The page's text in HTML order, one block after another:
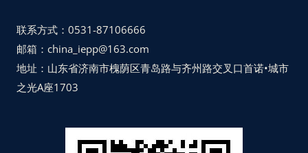
联系方式：0531-87106666
邮箱：china_iepp@163.com
地址：山东省济南市槐荫区青岛路与齐州路交叉口首诺•城市
之光A座1703